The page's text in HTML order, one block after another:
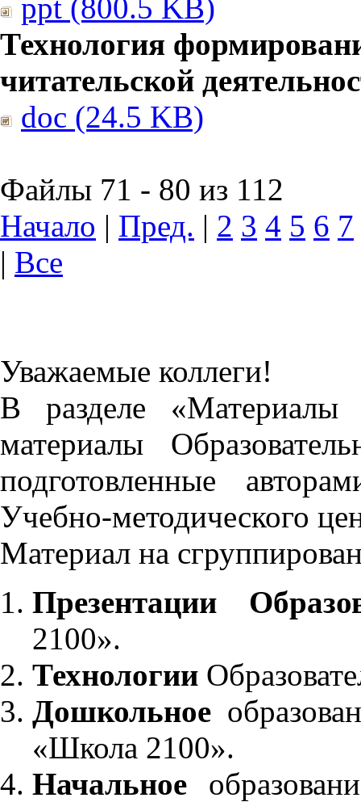
ppt (800.5 KB)
Технология
читательской
doc (24.5 KB)
Файлы 71 - 80 из 112
Начало | Пред. | 2 3 4 5 6 7
| Все
Уважаемые коллеги!
В разделе «Материалы
материалы
подготовленные
Учебно-методического
Материал на
Презентации
2100».
Технологии
Дошкольное
«Школа 2100».
Начальное